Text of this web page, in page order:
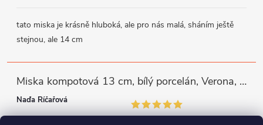
tato miska je krásně hluboká, ale pro nás malá, sháním ještě
stejnou, ale 14 cm
Miska kompotová 13 cm, bílý porcelán, Verona, G. Benedikt
Naďa Říčařová